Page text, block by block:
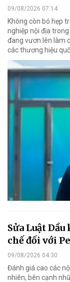
09/08/2026 07:14
Không còn bó hẹp
nghiệp nội địa
đang vươn lên làm
các thương hiệu
Sửa Luật
chế đối với
09/08/2026 04:30
Đánh giá cao các
nhiên, bên cạnh